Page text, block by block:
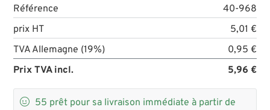
Référence
40-968
prix HT
5,01 €
TVA Allemagne (19%)
0,95 €
Prix TVA incl.
5,96 €
 55 prêt pour sa livraison immédiate à partir de